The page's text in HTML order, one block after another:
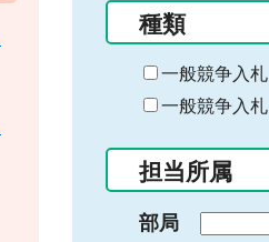
種類
一般競争入札
一般競争入札
担当所属
部局